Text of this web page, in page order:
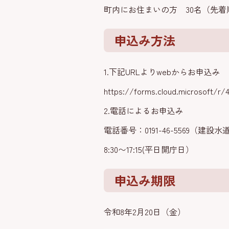
町内にお住まいの方 30名（先着
申込み方法
1.下記URLよりwebからお申込み
https://forms.cloud.microsoft/r/
2.電話によるお申込み
電話番号：0191-46-5569（建設水
8:30〜17:15(平日開庁日）
申込み期限
令和8年2月20日（金）